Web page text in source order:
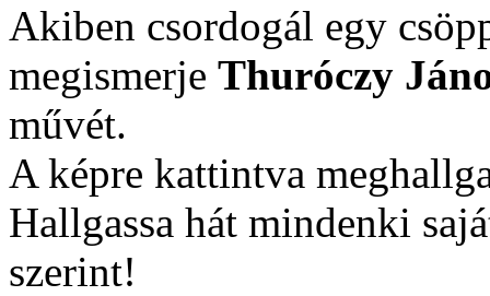
Akiben csordogál egy
megismerje Thuróczy
művét.
A képre kattintva
Hallgassa hát mindenki
szerint!